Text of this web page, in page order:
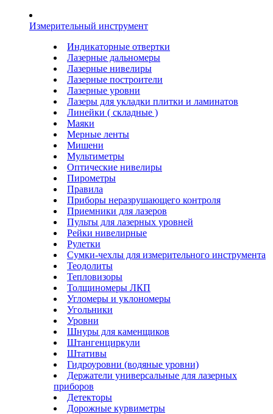
Измерительный инструмент
Индикаторные отвертки
Лазерные дальномеры
Лазерные нивелиры
Лазерные построители
Лазерные уровни
Лазеры для укладки плитки и ламинатов
Линейки ( складные )
Маяки
Мерные ленты
Мишени
Мультиметры
Оптические нивелиры
Пирометры
Правила
Приборы неразрушающего контроля
Приемники для лазеров
Пульты для лазерных уровней
Рейки нивелирные
Рулетки
Сумки-чехлы для измерительного инструмента
Теодолиты
Тепловизоры
Толщиномеры ЛКП
Угломеры и уклономеры
Угольники
Уровни
Шнуры для каменщиков
Штангенциркули
Штативы
Гидроуровни (водяные уровни)
Держатели универсальные для лазерных
приборов
Детекторы
Дорожные курвиметры